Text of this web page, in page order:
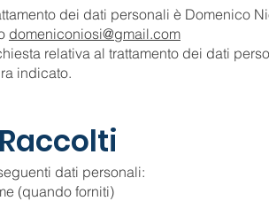
dei dati personali è Domenico
domeniconiosi@gmail.com
relativa al trattamento dei dati
indicato.
dati personali:
(quando forniti)